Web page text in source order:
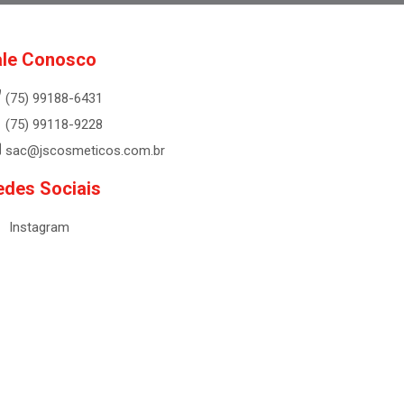
Conosco
(75) 99188-6431
(75) 99118-9228
sac@jscosmeticos.com.br
Sociais
Instagram